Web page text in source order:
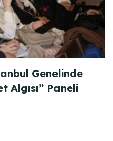
Genelinde
Algısı” Paneli